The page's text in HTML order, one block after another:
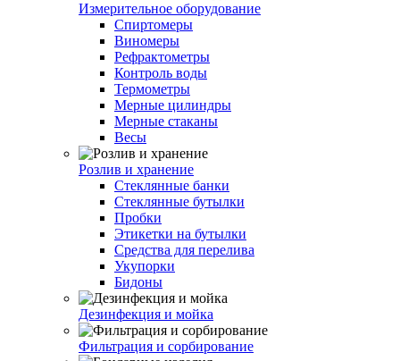
Измерительное оборудование
Спиртомеры
Виномеры
Рефрактометры
Контроль воды
Термометры
Мерные цилиндры
Мерные стаканы
Весы
Розлив и хранение
Стеклянные банки
Стеклянные бутылки
Пробки
Этикетки на бутылки
Средства для перелива
Укупорки
Бидоны
Дезинфекция и мойка
Фильтрация и сорбирование